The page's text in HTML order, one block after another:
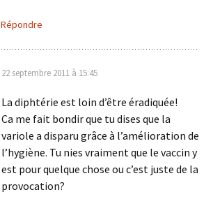
Répondre
22 septembre 2011 à 15:45
La diphtérie est loin d’être éradiquée!
Ca me fait bondir que tu dises que la
variole a disparu grâce à l’amélioration de
l’hygiène. Tu nies vraiment que le vaccin y
est pour quelque chose ou c’est juste de la
provocation?